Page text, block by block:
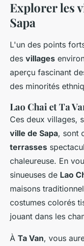
Explorer les
Sapa
L'un des points
des villages
aperçu fascinant
des minorités
Lao Chai et Ta
Ces deux villages,
ville de Sapa, sont
terrasses
chaleureuse. En
sinueuses de Lao
maisons
costumes colorés
jouant dans les
À Ta Van, vous